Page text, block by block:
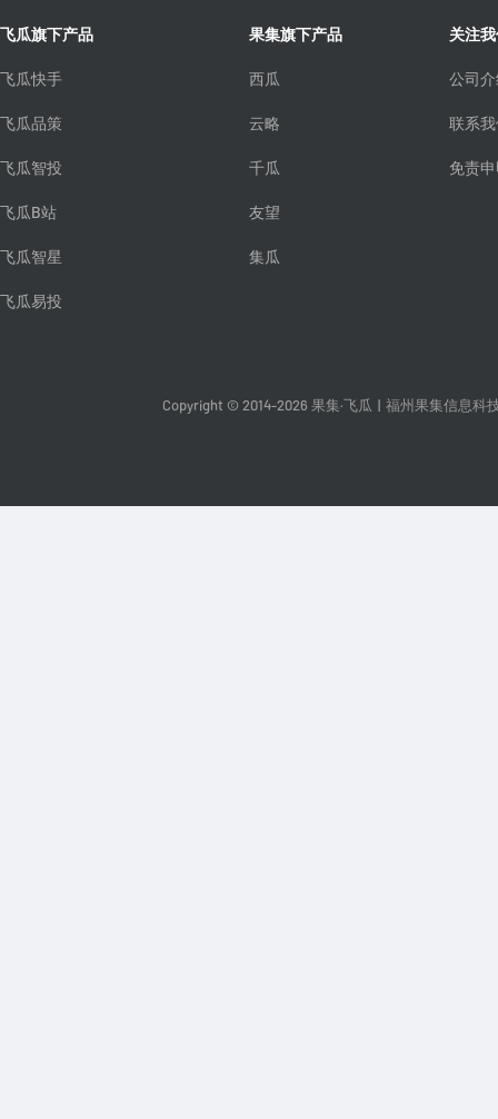
飞瓜旗下产品
飞瓜快手
飞瓜品策
飞瓜智投
飞瓜B站
飞瓜智星
飞瓜易投
果集旗下产品
西瓜
云略
千瓜
友望
集瓜
关注
公司
联系
免责
Copyright © 2014-2026 果集·飞瓜 福州果集信息科